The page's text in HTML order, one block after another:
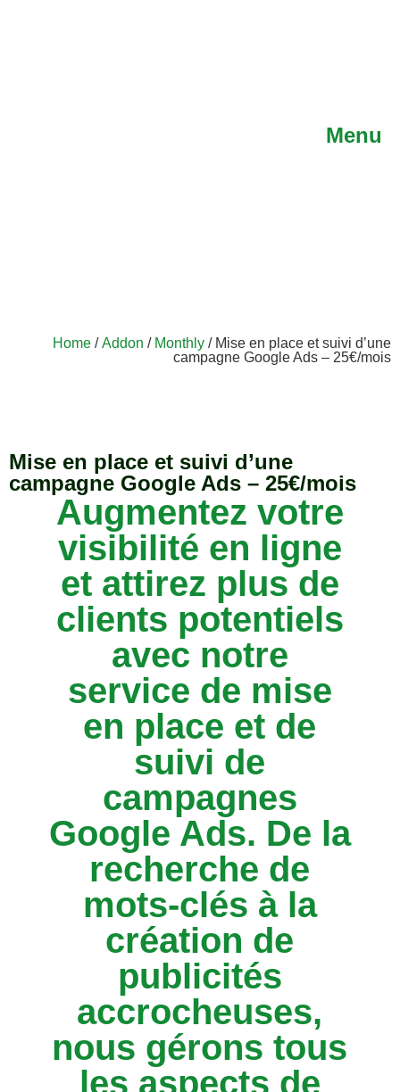
Menu
Home /Addon / Monthly / Mise en place et suivi d’une
campagne Google Ads – 25€/mois
Mise en place et suivi d’une
campagne Google Ads – 25€/mois
Augmentez votre
visibilité en ligne
et attirez plus de
clients potentiels
avec notre
service de mise
en place et de
suivi de
campagnes
Google Ads. De la
recherche de
mots-clés à la
création de
publicités
accrocheuses,
nous gérons tous
les aspects de